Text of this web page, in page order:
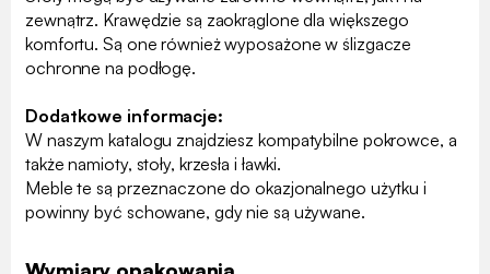
zewnątrz. Krawędzie są zaokrąglone dla większego
komfortu. Są one również wyposażone w ślizgacze
ochronne na podłogę.
Dodatkowe informacje:
W naszym katalogu znajdziesz kompatybilne pokrowce, a
także namioty, stoły, krzesła i ławki.
Meble te są przeznaczone do okazjonalnego użytku i
powinny być schowane, gdy nie są używane.